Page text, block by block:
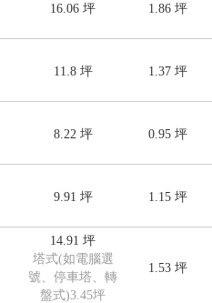
16.06 坪 1.86 坪
11.8坪 1.37 坪
8.22坪 0.95 坪
9.91 坪 1.15 坪
14.91 坪
塔式(如電腦選
號、停車塔、轉
盤式)3.45坪
1.53 坪